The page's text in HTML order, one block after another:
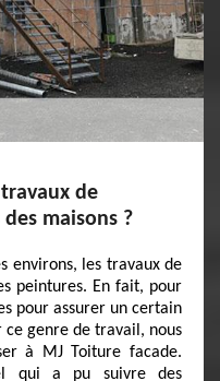
de
maisons ?
environs, les travaux de
peintures. En fait, pour
pour assurer un certain
genre de travail, nous
à MJ Toiture facade.
qui a pu suivre des